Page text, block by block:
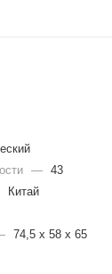
— 43
Китай
74,5 x 58 x 65